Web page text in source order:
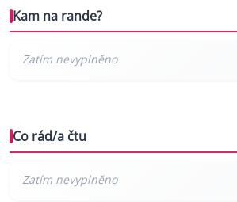
Kam na rande?
Co rád/a čtu